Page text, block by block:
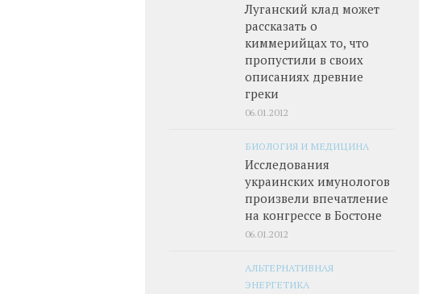
Луганский клад может
рассказать о
киммерийцах то, что
пропустили в своих
описаниях древние
греки
06.01.2012
БИОЛОГИЯ И МЕДИЦИНА
Исследования
украинских имунологов
произвели впечатление
на конгрессе в Бостоне
06.01.2012
АЛЬТЕРНАТИВНАЯ
ЭНЕРГЕТИКА